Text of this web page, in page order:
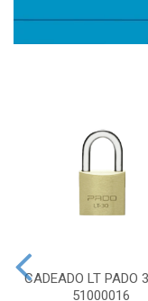
CADEADO LT PADO
51000016